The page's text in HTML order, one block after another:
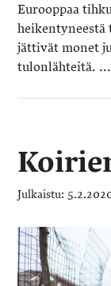
Eurooppaa
heikentyneestä
jättivät monet
tulonlähteitä.